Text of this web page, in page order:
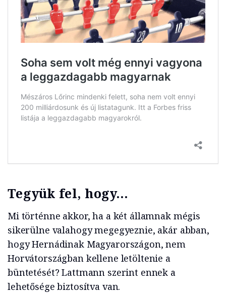
Tegyük fel, hogy…
Mi történne akkor, ha a két államnak mégis
sikerülne valahogy megegyeznie, akár abban,
hogy Hernádinak Magyarországon, nem
Horvátországban kellene letöltenie a
büntetését? Lattmann szerint ennek a
lehetősége biztosítva van.